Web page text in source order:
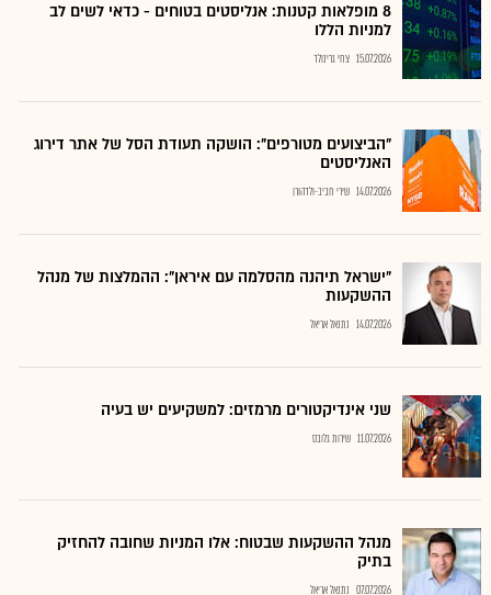
8 מופלאות קטנות: אנליסטים בטוחים - כדאי לשים לב
למניות הללו
15.07.2026 צחי גרינולד
"הביצועים מטורפים": הושקה תעודת הסל של אתר דירוג
האנליסטים
14.07.2026 שירי חביב-ולדהורן
"ישראל תיהנה מהסלמה עם איראן": ההמלצות של מנהל
ההשקעות
14.07.2026 נתנאל אריאל
שני אינדיקטורים מרמזים: למשקיעים יש בעיה
11.07.2026 שירות גלובס
מנהל ההשקעות שבטוח: אלו המניות שחובה להחזיק
בתיק
07.07.2026 נתנאל אריאל